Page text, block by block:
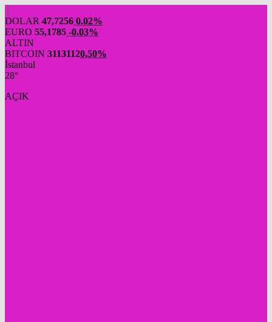
DOLAR 47,7256 0.02%
EURO 55,1785 -0.03%
ALTIN
BITCOIN 31131120,50%
İstanbul
28°
AÇIK